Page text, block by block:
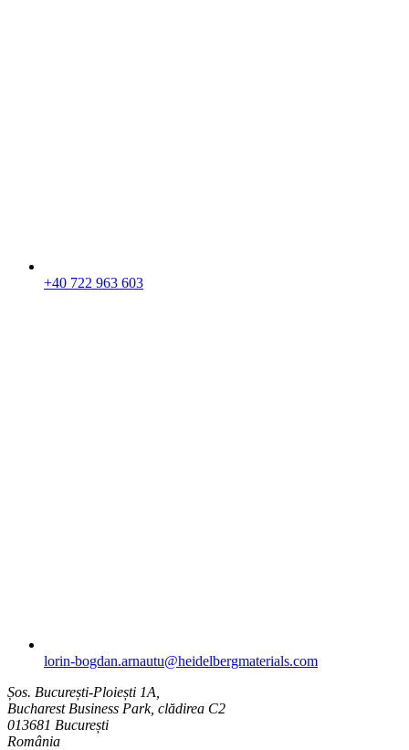
+40 722 963 603
lorin-bogdan.arnautu​@heidelbergmaterials.com
Șos. București-Ploiești 1A,
Bucharest Business Park, clădirea C2
013681 București
România